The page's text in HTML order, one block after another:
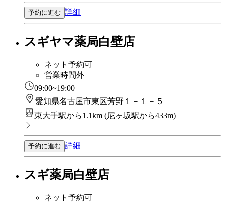
予約に進む 詳細
スギヤマ薬局白壁店
ネット予約可
営業時間外
09:00~19:00
愛知県名古屋市東区芳野１－１－５
東大手駅から1.1km (尼ヶ坂駅から433m)
予約に進む 詳細
スギ薬局白壁店
ネット予約可